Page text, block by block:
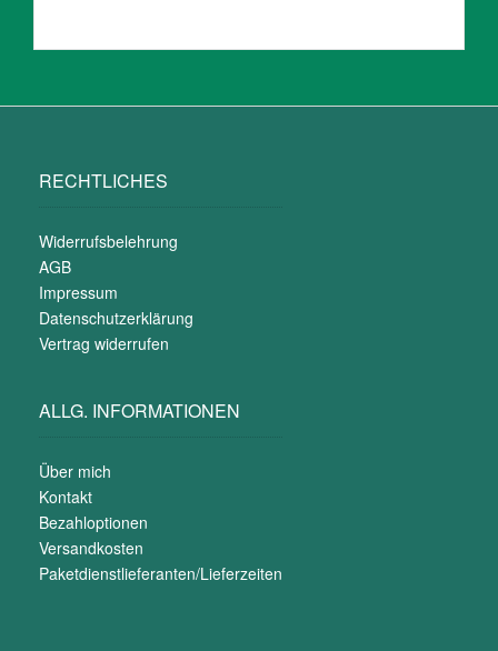
RECHTLICHES
Widerrufsbelehrung
AGB
Impressum
Datenschutzerklärung
Vertrag widerrufen
ALLG. INFORMATIONEN
Über mich
Kontakt
Bezahloptionen
Versandkosten
Paketdienstlieferanten/Lieferzeiten